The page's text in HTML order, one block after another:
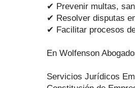
✔ Prevenir multas,
✔ Resolver disputas
✔ Facilitar procesos
En Wolfenson
Servicios Jurídicos